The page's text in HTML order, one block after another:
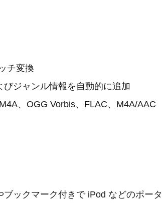
チ変換
びジャンル情報を自動的に追加
、OGG Vorbis、FLAC、M4A/AAC
ックマーク付きで iPod などのポータ